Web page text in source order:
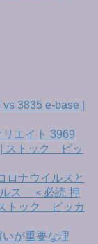
3835 e-base |
エイト 3969
ストック ピッ
ナウイルスと
ルス ＜必読 押
トック ピッカ
いが重要な理